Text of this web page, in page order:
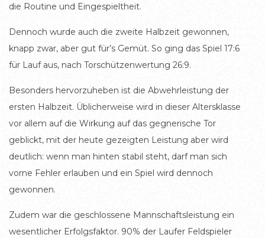
die Routine und Eingespieltheit.
Dennoch wurde auch die zweite Halbzeit gewonnen,
knapp zwar, aber gut für’s Gemüt. So ging das Spiel 17:6
für Lauf aus, nach Torschützenwertung 26:9.
Besonders hervorzuheben ist die Abwehrleistung der
ersten Halbzeit. Üblicherweise wird in dieser Altersklasse
vor allem auf die Wirkung auf das gegnerische Tor
geblickt, mit der heute gezeigten Leistung aber wird
deutlich: wenn man hinten stabil steht, darf man sich
vorne Fehler erlauben und ein Spiel wird dennoch
gewonnen.
Zudem war die geschlossene Mannschaftsleistung ein
wesentlicher Erfolgsfaktor. 90% der Laufer Feldspieler